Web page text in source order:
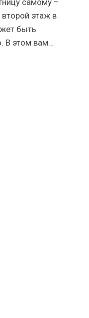
этаж в
быть
В этом вам…